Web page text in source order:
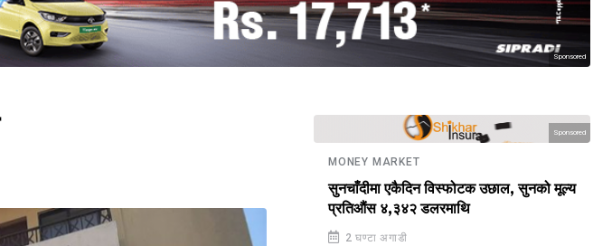
Sponsored
Sponsored
MONEY MARKET
सुनचाँदीमा एकैदिन विस्फोटक उछाल, सुनको मूल्य
प्रतिऔंस ४,३४२ डलरमाथि
2 घण्टा अगाडी